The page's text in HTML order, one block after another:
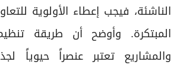
الناشئة، فيجب إعطاء الأولوية
المبتكرة. وأوضح أن طريقة
والمشاريع تعتبر عنصراً حيوياً